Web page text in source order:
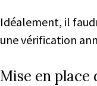
Idéalement, il
une vérification
Mise en place